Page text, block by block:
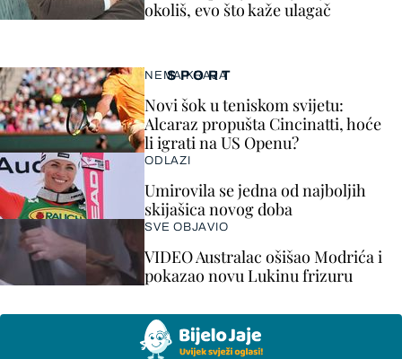
SPORT
NEMA KRAJA
Novi šok u teniskom svijetu:
Alcaraz propušta Cincinatti, hoće
li igrati na US Openu?
ODLAZI
Umirovila se jedna od najboljih
skijašica novog doba
SVE OBJAVIO
VIDEO Australac ošišao Modrića i
pokazao novu Lukinu frizuru
okoliš, evo što kaže ulagač